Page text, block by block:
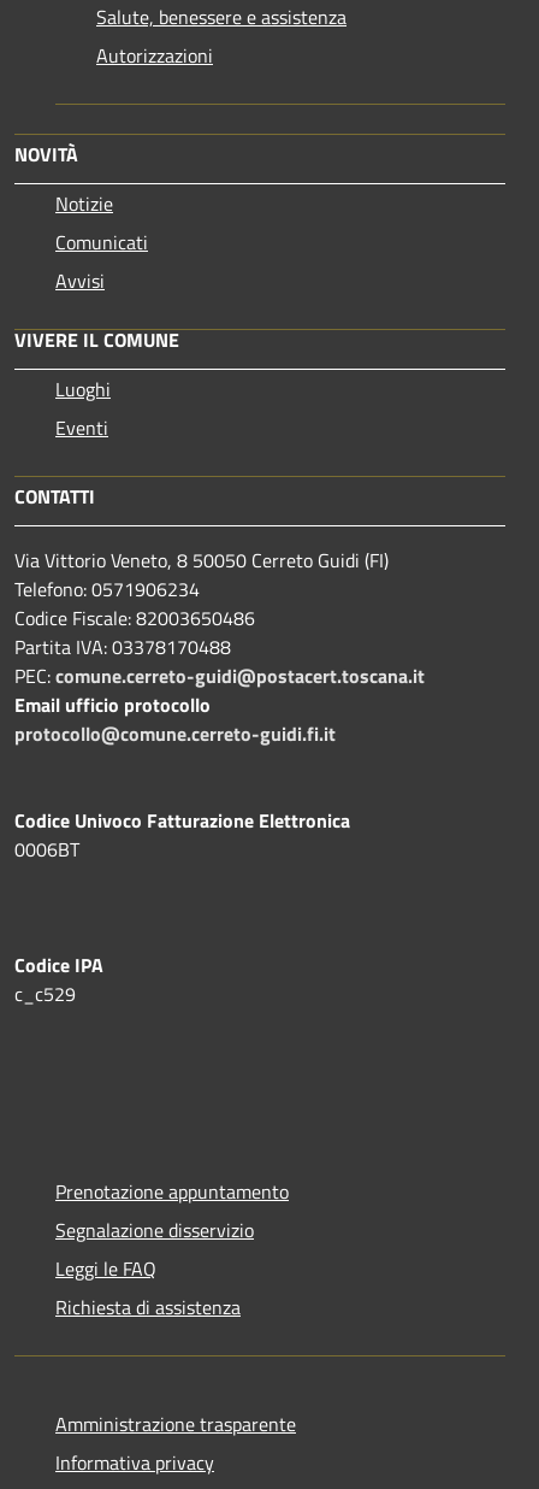
Salute, benessere e assistenza
Autorizzazioni
NOVITÀ
Notizie
Comunicati
Avvisi
VIVERE IL COMUNE
Luoghi
Eventi
CONTATTI
Via Vittorio Veneto, 8 50050 Cerreto Guidi (FI)
Telefono: 0571906234
Codice Fiscale: 82003650486
Partita IVA: 03378170488
PEC:comune.cerreto-guidi@postacert.toscana.it
Email ufficio protocollo
protocollo@comune.cerreto-guidi.fi.it
Codice Univoco Fatturazione Elettronica
0006BT
Codice IPA
c_c529
Prenotazione appuntamento
Segnalazione disservizio
Leggi le FAQ
Richiesta di assistenza
Amministrazione trasparente
Informativa privacy